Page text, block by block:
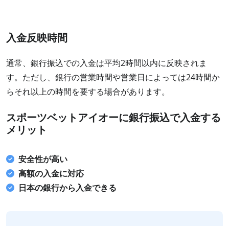
入金反映時間
通常、銀行振込での入金は平均2時間以内に反映されま
す。ただし、銀行の営業時間や営業日によっては24時間か
らそれ以上の時間を要する場合があります。
スポーツベットアイオーに銀行振込で入金する
メリット
安全性が高い
高額の入金に対応
日本の銀行から入金できる